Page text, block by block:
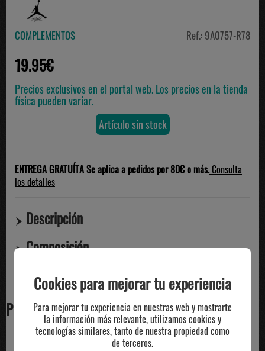
COMPLEMENTOS Ref.: 9A0757-R78
19.95€
Precios exclusivos en el portal web. Los precios en la tienda
física pueden variar.
Artículo sin stock
ENTREGA GRATUÍTA Se aplica a pedidos por 80€ o más.Consulta
los detalles
Descripción
Composición
Compartir
Producto no disponible
Cookies para mejorar tu experiencia
Para mejorar tu experiencia en nuestras web y mostrarte
la información más relevante, utilizamos cookies y
tecnologías similares, tanto de nuestra propiedad como
de terceros.